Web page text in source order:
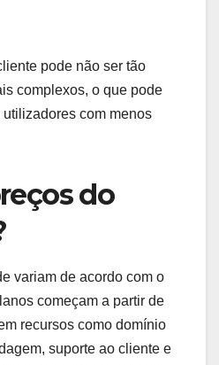
pode não ser tão
complexos, o que pode
com menos
do
variam de acordo com o
começam a partir de
recursos como domínio
suporte ao cliente e